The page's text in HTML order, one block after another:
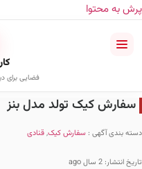
پرش به محتوا
فضایی برای
سفارش کیک تولد مدل بنز
دسته بندی آگهی : سفارش کیک,قنادی
تاریخ انتشار: 2 سال ago